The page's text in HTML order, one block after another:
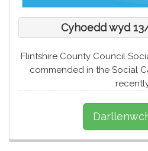
Cyhoedd wyd
Flintshire County Council
commended in the Social